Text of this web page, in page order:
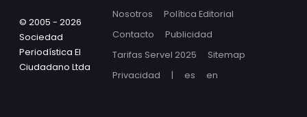
© 2005 - 2026
Sociedad
Periodística El
Ciudadano Ltda
Nosotros
Política Editorial
Contacto
Publicidad
Tarifas Servel 2025
Sitemap
Privacidad
| es en